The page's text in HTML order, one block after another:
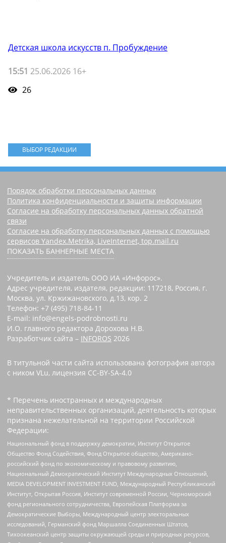
Детская школа искусств п. Пробуждение
15:51 25.06.2026 16+
26
ВЫБОР РЕДАКЦИИ
Порядок обработки персональных данных
Политика конфиденциальности и защиты информации
Согласие на обработку персональных данных обратной
связи
Согласие на обработку персональных данных с помощью
сервисов Yandex.Metrika, LiveInternet, top.mail.ru
ПОКАЗАТЬ БАННЕРНЫЕ МЕСТА
Учредитель и издатель ООО ИА «Инфорос».
Адрес учредителя, издателя, редакции: 117218, Россия, г.
Москва, ул. Кржижановского, д.13, кор. 2
Телефон: +7 (495) 718-84-11
E-mail: info@engels-podrobnosti.ru
И.О. главного редактора Дорохова Н.В.
Разработчик сайта – INFOROS 2026
В титульной части сайта использована фотография автора
с ником VLu, лицензия CC-BY-SA-4.0
* Перечень иностранных и международных
неправительственных организаций, деятельность которых
признана нежелательной на территории Российской
Федерации:
Национальный фонд в поддержку демократии, Институт Открытое
Общество Фонд Содействия, Фонд Открытое общество, Американо-
российский фонд по экономическому и правовому развитию,
Национальный Демократический Институт Международных Отношений,
MEDIA DEVELOPMENT INVESTMENT FUND, Международный Республиканский
Институт, Открытая Россия, Институт современной России, Черноморский
фонд регионального сотрудничества, Европейская Платформа за
Демократические Выборы, Международный центр электоральных
исследований, Германский фонд Маршалла Соединенных Штатов,
Тихоокеанский центр защиты окружающей среды и природных ресурсов,